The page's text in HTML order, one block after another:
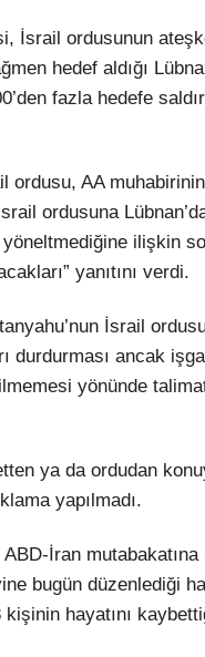
İsrail ordusunun
hedef aldığı
fazla hedefe
ordusu, AA muhabirinin
ordusuna
ilişkin
yanıtını verdi.
İsrail
durdurması ancak
yönünde
ya da ordudan
yapılmadı.
İran mutabakatına
bugün düzenlediği
kişinin hayatını